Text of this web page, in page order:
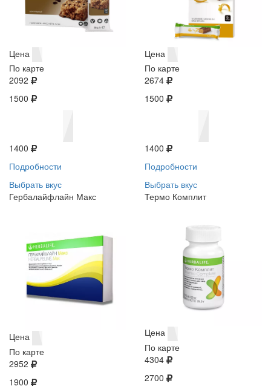
Цена
По карте
2092
1500
1400
Подробности
Выбрать вкус
Цена
По карте
2674
1500
1400
Подробности
Выбрать вкус
Гербалайфлайн Макс
Цена
По карте
2952
1900
Термо Комплит
Цена
По карте
4304
2700